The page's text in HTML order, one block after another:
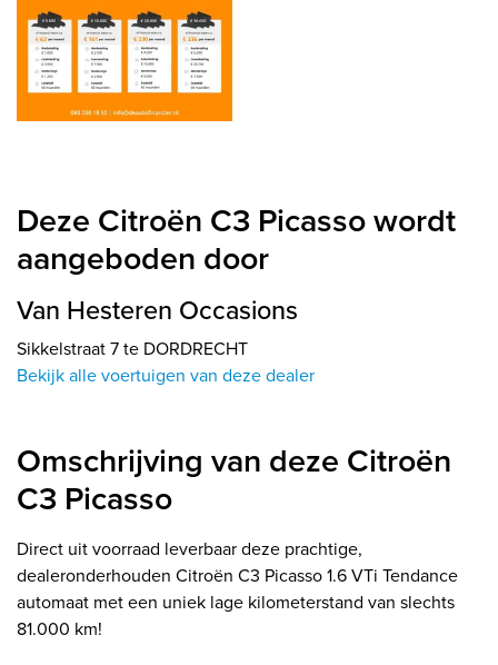
Deze Citroën C3 Picasso wordt
aangeboden door
Van Hesteren Occasions
Sikkelstraat 7 te DORDRECHT
Bekijk alle voertuigen van deze dealer
Omschrijving van deze Citroën
C3 Picasso
Direct uit voorraad leverbaar deze prachtige,
dealeronderhouden Citroën C3 Picasso 1.6 VTi Tendance
automaat met een uniek lage kilometerstand van slechts
81.000 km!